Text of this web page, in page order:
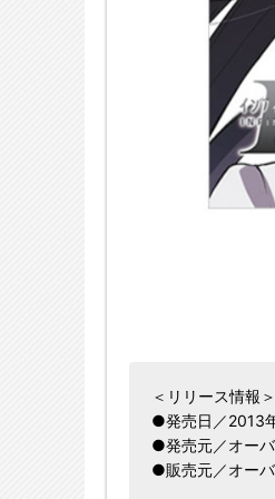
＜リリース情報＞
●発売日／2013
●発売元／オー
●販売元／オー